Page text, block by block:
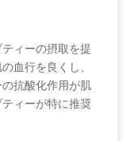
ィーの摂取を提
血行を良くし、
抗酸化作用が肌
ィーが特に推奨